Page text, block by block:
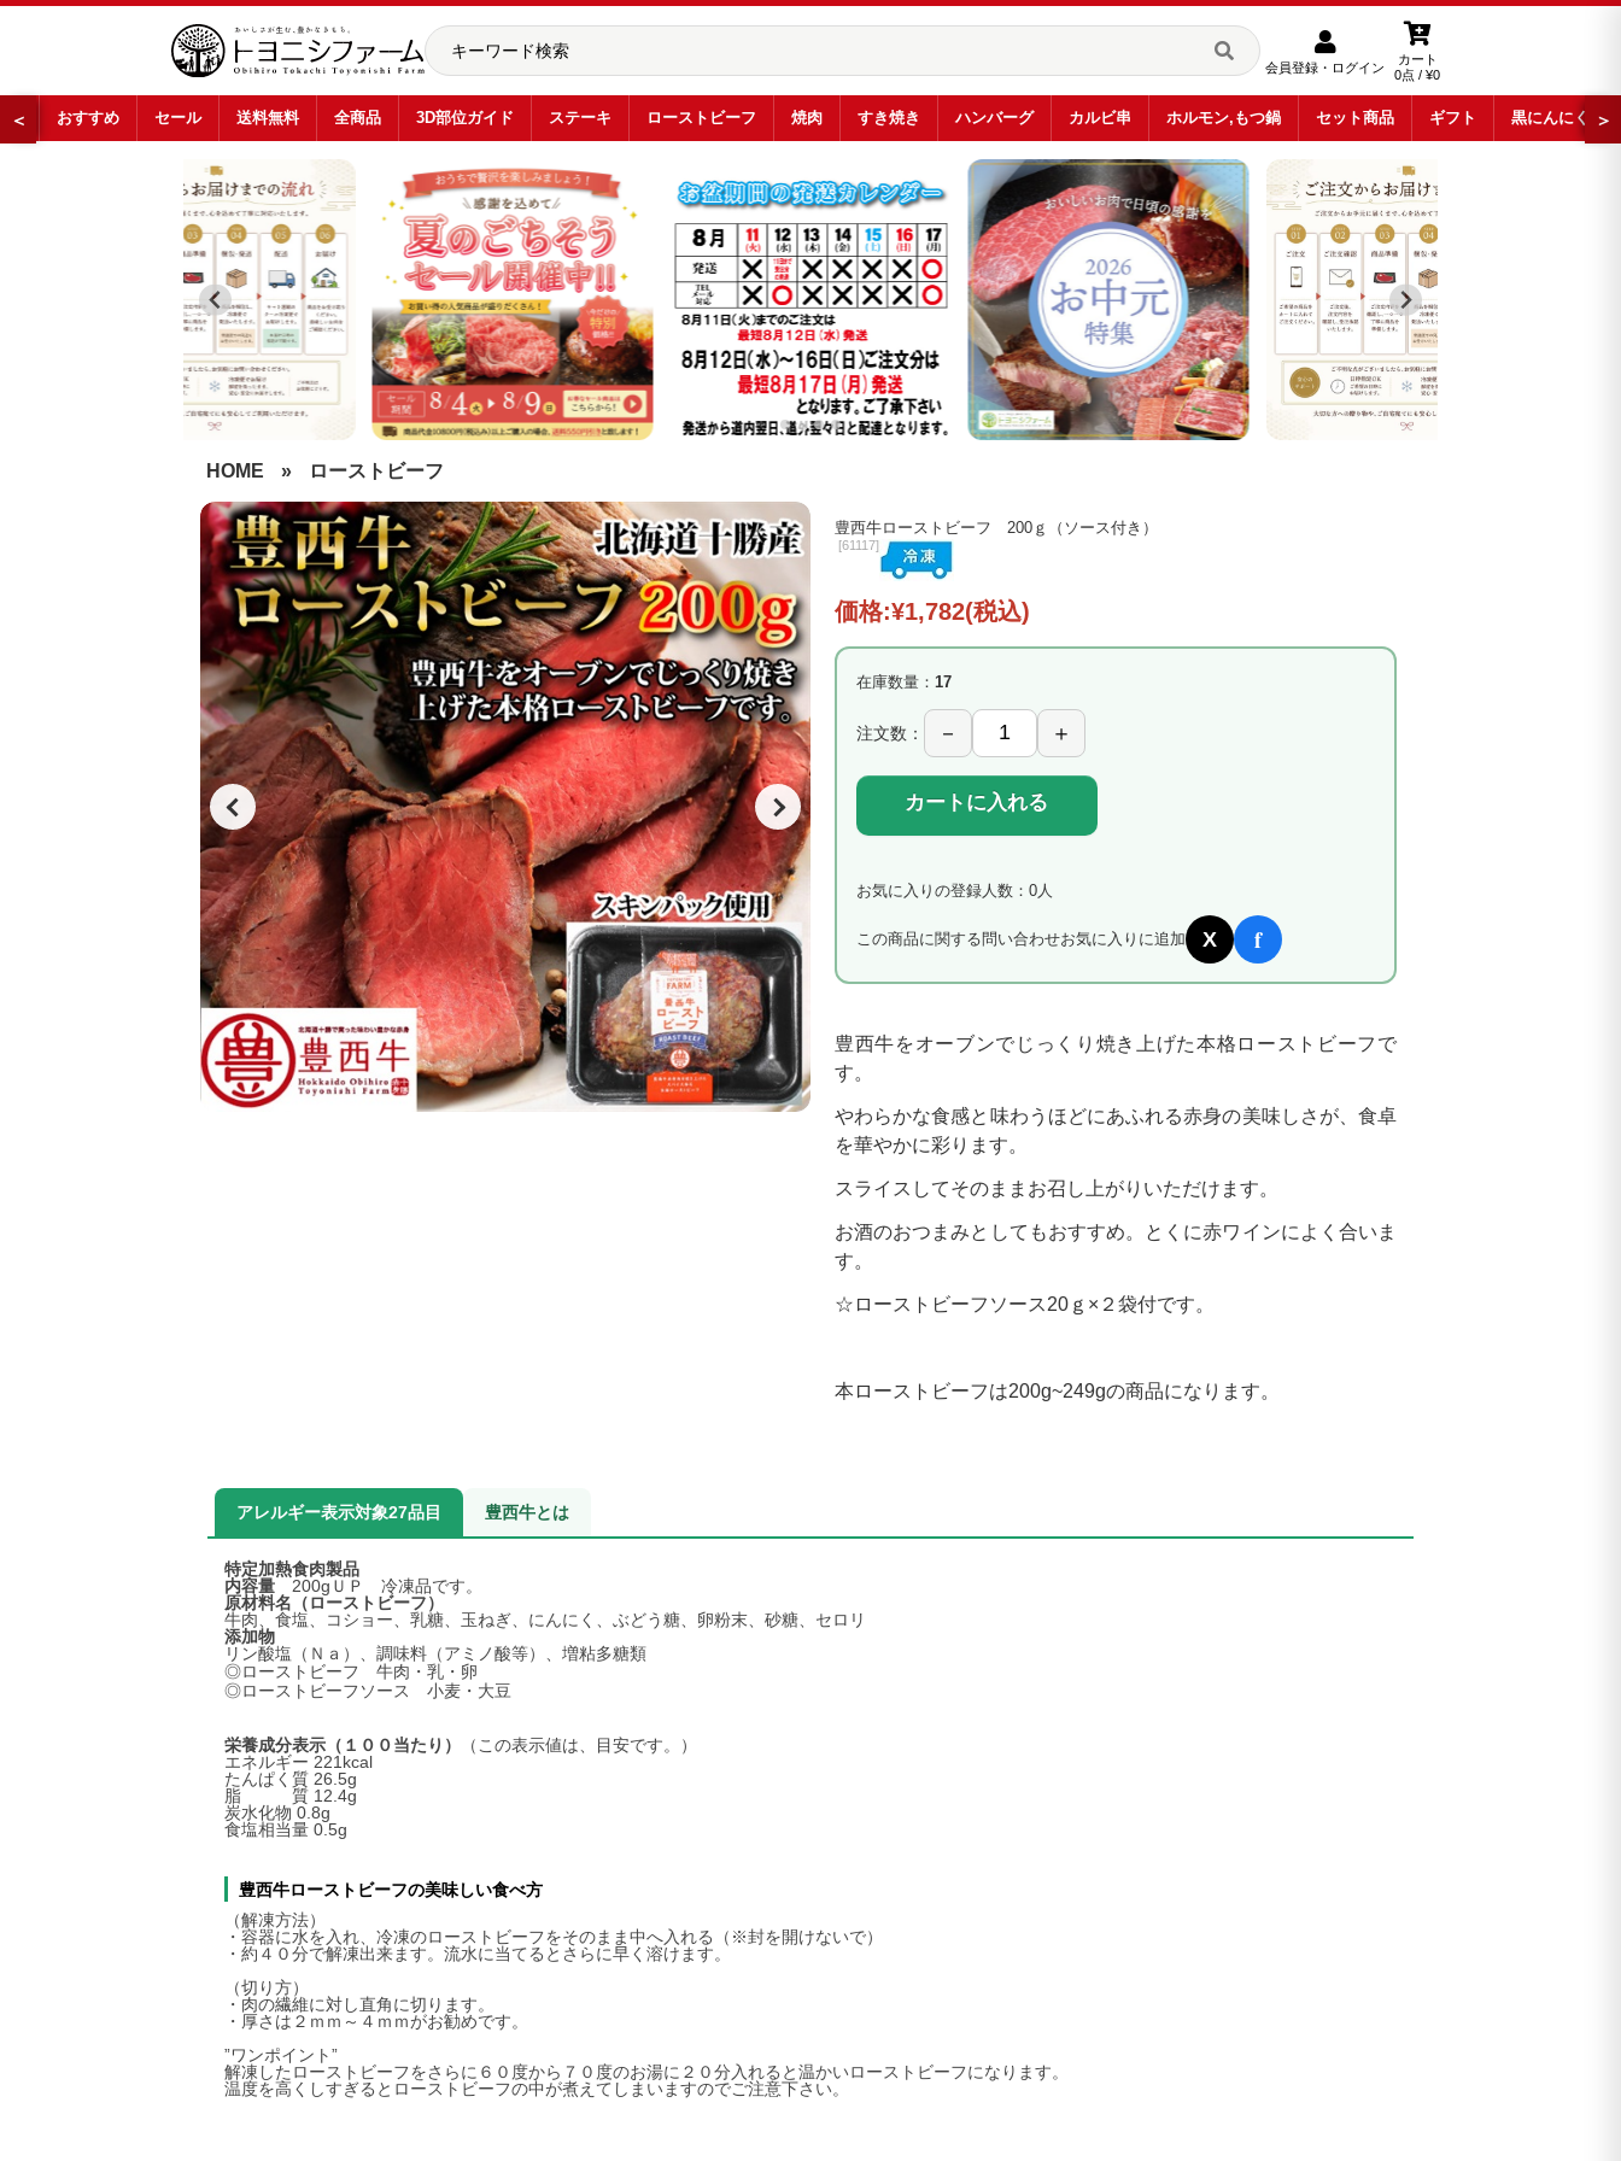
会員登録・ログイン
カート
0点 / ¥0
＜ おすすめ セール 送料無料 全商品 3D部位ガイド ステーキ ローストビーフ 焼肉 すき焼き ハンバーグ カルビ串 ホルモン,もつ鍋 セット商品 ギフト 黒にんにく ＞
HOME » ローストビーフ
豊西牛ローストビーフ 200ｇ（ソース付き）
[61117]
価格:¥1,782(税込)
在庫数量： 17
注文数：
カートに入れる
お気に入りの登録人数：0人
この商品に関する問い合わせお気に入りに追加 X f
豊西牛をオーブンでじっくり焼き上げた本格ローストビーフで
す。
やわらかな食感と味わうほどにあふれる赤身の美味しさが、食卓
を華やかに彩ります。
スライスしてそのままお召し上がりいただけます。
お酒のおつまみとしてもおすすめ。とくに赤ワインによく合いま
す。
☆ローストビーフソース20ｇ×２袋付です。
本ローストビーフは200g~249gの商品になります。
アレルギー表示対象27品目 豊西牛とは
特定加熱食肉製品
内容量 200gＵＰ 冷凍品です。
原材料名（ローストビーフ）
牛肉、食塩、コショー、乳糖、玉ねぎ、にんにく、ぶどう糖、卵粉末、砂糖、セロリ
添加物
リン酸塩（Ｎａ）、調味料（アミノ酸等）、増粘多糖類
◎ローストビーフ 牛肉・乳・卵
◎ローストビーフソース 小麦・大豆
栄養成分表示（１００当たり）
（この表示値は、目安です。）
エネルギー 221kcal
たんぱく質 26.5g
脂 質 12.4g
炭水化物 0.8g
食塩相当量 0.5g
豊西牛ローストビーフの美味しい食べ方
（解凍方法）
・容器に水を入れ、冷凍のローストビーフをそのまま中へ入れる（※封を開けないで）
・約４０分で解凍出来ます。流水に当てるとさらに早く溶けます。
（切り方）
・肉の繊維に対し直角に切ります。
・厚さは２ｍｍ～４ｍｍがお勧めです。
”ワンポイント”
解凍したローストビーフをさらに６０度から７０度のお湯に２０分入れると温かいローストビーフになります。
温度を高くしすぎるとローストビーフの中が煮えてしまいますのでご注意下さい。